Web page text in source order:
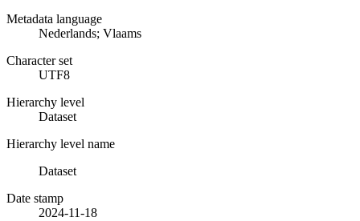
Metadata language
Nederlands; Vlaams
Character set
UTF8
Hierarchy level
Dataset
Hierarchy level name
Dataset
Date stamp
2024-11-18